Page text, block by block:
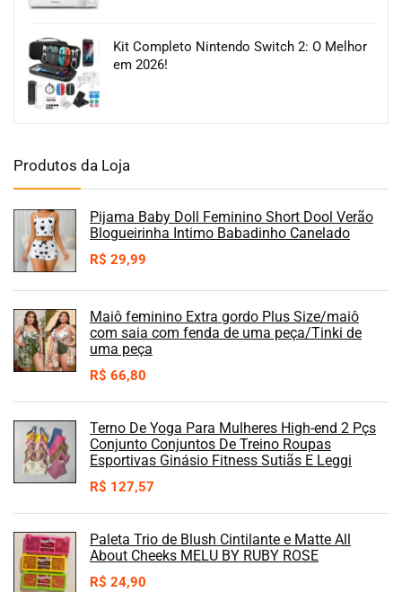
Kit Completo Nintendo Switch 2: O Melhor
em 2026!
Produtos da Loja
Pijama Baby Doll Feminino Short Dool Verão
Blogueirinha Intimo Babadinho Canelado
R$ 29,99
Maiô feminino Extra gordo Plus Size/maiô
com saia com fenda de uma peça/Tinki de
uma peça
R$ 66,80
Terno De Yoga Para Mulheres High-end 2 Pçs
Conjunto Conjuntos De Treino Roupas
Esportivas Ginásio Fitness Sutiãs E Leggi
R$ 127,57
Paleta Trio de Blush Cintilante e Matte All
About Cheeks MELU BY RUBY ROSE
R$ 24,90